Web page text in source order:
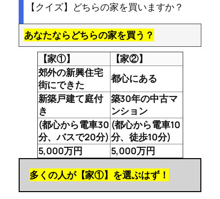
【クイズ】どちらの家を買いますか？
あなたならどちらの家を買う？
【家①】
【家②】
郊外の新興住宅
街にできた
都心にある
新築戸建て庭付
き
築30年の中古マ
ンション
(都心から電車30
分、バスで20分)
(都心から電車10
分、徒歩10分)
5,000万円
5,000万円
多くの人が【家①】を選ぶはず！